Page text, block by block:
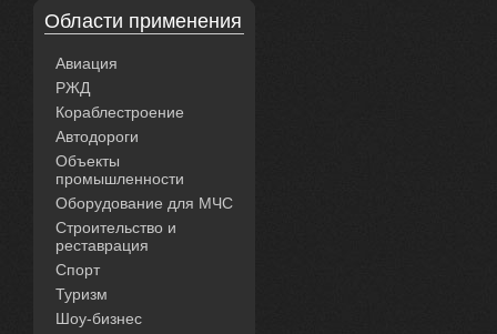
Области применения
Авиация
РЖД
Кораблестроение
Автодороги
Объекты
промышленности
Оборудование для МЧС
Строительство и
реставрация
Спорт
Туризм
Шоу-бизнес